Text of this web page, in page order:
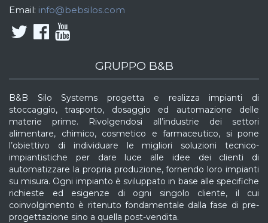
Email: info@bebsilos.com
GRUPPO B&B
B&B Silo Systems progetta e realizza impianti di
stoccaggio, trasporto, dosaggio ed automazione delle
materie prime. Rivolgendosi all’industrie dei settori
alimentare, chimico, cosmetico e farmaceutico, si pone
l’obiettivo di individuare le migliori soluzioni tecnico-
impiantistiche per dare luce alle idee dei clienti di
automatizzare la propria produzione, fornendo loro impianti
su misura. Ogni impianto è sviluppato in base alle specifiche
richieste ed esigenze di ogni singolo cliente, il cui
coinvolgimento è ritenuto fondamentale dalla fase di pre-
progettazione sino a quella post-vendita.